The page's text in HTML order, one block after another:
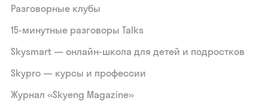
Разговорные клубы
15‑минутные разговоры Talks
Skysmart — онлайн-школа для детей и подростков
Skypro — курсы и профессии
Журнал «Skyeng Magazine»